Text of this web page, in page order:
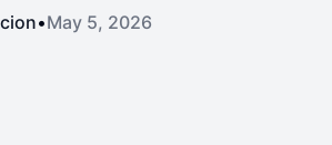
•May 5, 2026